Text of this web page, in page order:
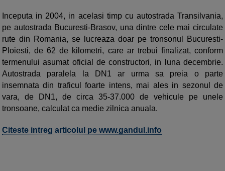
Inceputa in 2004, in acelasi timp cu autostrada Transilvania,
pe autostrada Bucuresti-Brasov, una dintre cele mai circulate
rute din Romania, se lucreaza doar pe tronsonul Bucuresti-
Ploiesti, de 62 de kilometri, care ar trebui finalizat, conform
termenului asumat oficial de constructori, in luna decembrie.
Autostrada paralela la DN1 ar urma sa preia o parte
insemnata din traficul foarte intens, mai ales in sezonul de
vara, de DN1, de circa 35-37.000 de vehicule pe unele
tronsoane, calculat ca medie zilnica anuala.
Citeste intreg articolul pe www.gandul.info